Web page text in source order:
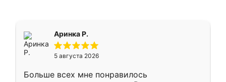
Аринка Р.
5 августа 2026
Больше всех мне понравилось